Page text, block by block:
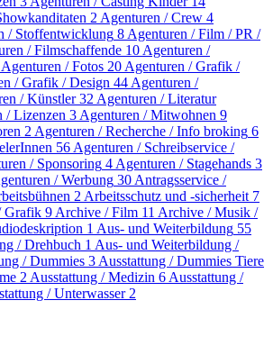
2 Agenturen / Crew 4
/ Stoffentwicklung 8 Agenturen / Film / PR /
/ Filmschaffende 10 Agenturen /
Agenturen / Fotos 20 Agenturen / Grafik /
/ Grafik / Design 44 Agenturen /
/ Künstler 32 Agenturen / Literatur
/ Lizenzen 3 Agenturen / Mitwohnen 9
2 Agenturen / Recherche / Info broking 6
56 Agenturen / Schreibservice /
/ Sponsoring 4 Agenturen / Stagehands 3
/ Werbung 30 Antragsservice /
2 Arbeitsschutz und -sicherheit 7
Grafik 9 Archive / Film 11 Archive / Musik /
1 Aus- und Weiterbildung 55
/ Drehbuch 1 Aus- und Weiterbildung /
/ Dummies 3 Ausstattung / Dummies Tiere
2 Ausstattung / Medizin 6 Ausstattung /
/ Unterwasser 2